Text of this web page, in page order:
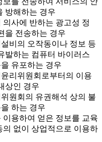
방해하는 경우
의사에 반하는 광고성 정
을 전송하는 경우
비의 오작동이나 정보 등
발하는 컴퓨터 바이러스
유포하는 경우
리위원회로부터의 이용
상인 경우
원회의 유권해석 상의 불
하는 경우
이용하여 얻은 정보를 교육
의 없이 상업적으로 이용하